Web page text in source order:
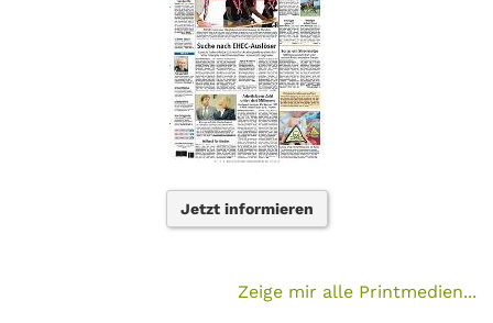
Jetzt informieren
Zeige mir alle Printmedien...